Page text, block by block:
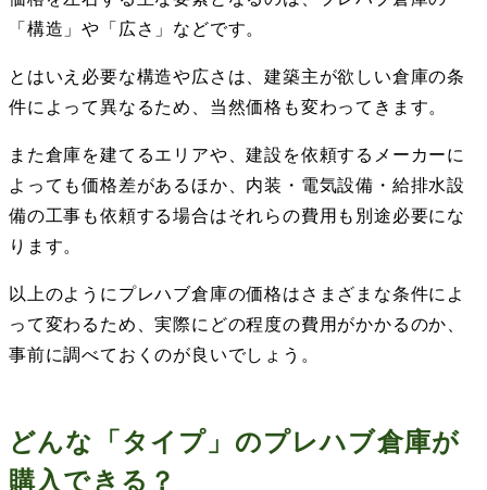
「構造」や「広さ」などです。
とはいえ必要な構造や広さは、建築主が欲しい倉庫の条
件によって異なるため、当然価格も変わってきます。
また倉庫を建てるエリアや、建設を依頼するメーカーに
よっても価格差があるほか、内装・電気設備・給排水設
備の工事も依頼する場合はそれらの費用も別途必要にな
ります。
以上のようにプレハブ倉庫の価格はさまざまな条件によ
って変わるため、実際にどの程度の費用がかかるのか、
事前に調べておくのが良いでしょう。
どんな「タイプ」のプレハブ倉庫が
購入できる？